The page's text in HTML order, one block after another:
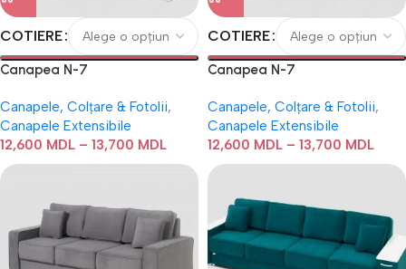
COTIERE
Canapea N-7
Canapele, Colțare & Fotolii,
Canapele Extensibile
12,600 MDL – 13,700 MDL
COTIERE
Canapea N-7
Canapele, Colțare & Fotolii,
Canapele Extensibile
12,600 MDL – 13,700 MDL